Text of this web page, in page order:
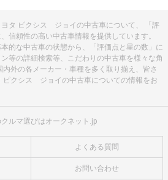
ヨタ ピクシス ジョイの中古車について、 「評
信頼性の高い中古車情報を提供しています。
的な中古車の状態から、「評価点と星の数」に
等の詳細検索等、こだわりの中古車を様々な角
外の各メーカー・車種を多く取り揃え、皆さ
ピクシス ジョイの中古車についての情報をお
ルマ選びはオークネット.jp
よくある質問
お問い合わせ